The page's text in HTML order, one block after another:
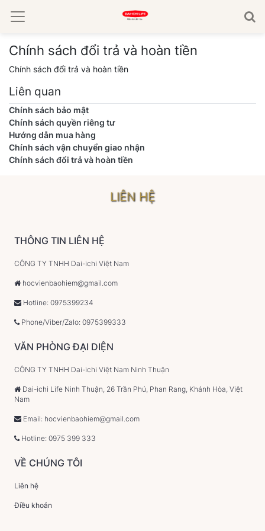
Chính sách đổi trả và hoàn tiền
Chính sách đổi trả và hoàn tiền
Liên quan
Chính sách bảo mật
Chính sách quyền riêng tư
Hướng dẫn mua hàng
Chính sách vận chuyển giao nhận
Chính sách đổi trả và hoàn tiền
LIÊN HỆ
THÔNG TIN LIÊN HỆ
CÔNG TY TNHH Dai-ichi Việt Nam
hocvienbaohiem@gmail.com
Hotline: 0975399234
Phone/Viber/Zalo: 0975399333
VĂN PHÒNG ĐẠI DIỆN
CÔNG TY TNHH Dai-ichi Việt Nam Ninh Thuận
Dai-ichi Life Ninh Thuận, 26 Trần Phú, Phan Rang, Khánh Hòa, Việt
Nam
Email: hocvienbaohiem@gmail.com
Hotline: 0975 399 333
VỀ CHÚNG TÔI
Liên hệ
Điều khoản